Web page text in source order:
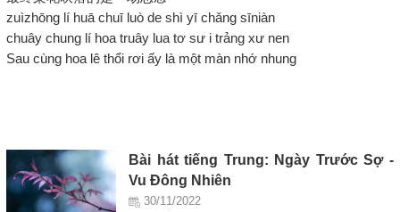
zuìzhōng lí huā chuī luò de shì yī chǎng sīniàn
chuây chung lí hoa truây lua tơ sư i trảng xư nen
Sau cùng hoa lê thổi rơi ấy là một màn nhớ nhung
Bài hát tiếng Trung: Ngày Trước Sợ -
Vu Đông Nhiên
30/11/2022